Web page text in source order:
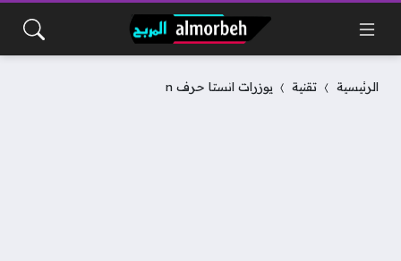
الرئيسية تقنية يوزرات انستا حرف n